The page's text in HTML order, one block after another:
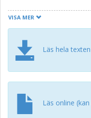
recombination. The
efficient CO2
catalysts.
VISA MER
Läs hela
Läs online